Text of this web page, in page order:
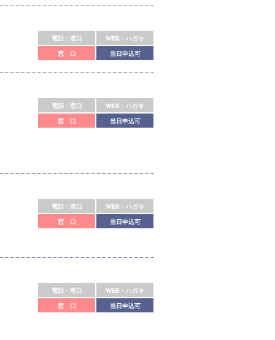
電話・窓口 WEB・ハガキ
窓 口 当日申込可
電話・窓口 WEB・ハガキ
窓 口 当日申込可
電話・窓口 WEB・ハガキ
窓 口 当日申込可
電話・窓口 WEB・ハガキ
窓 口 当日申込可